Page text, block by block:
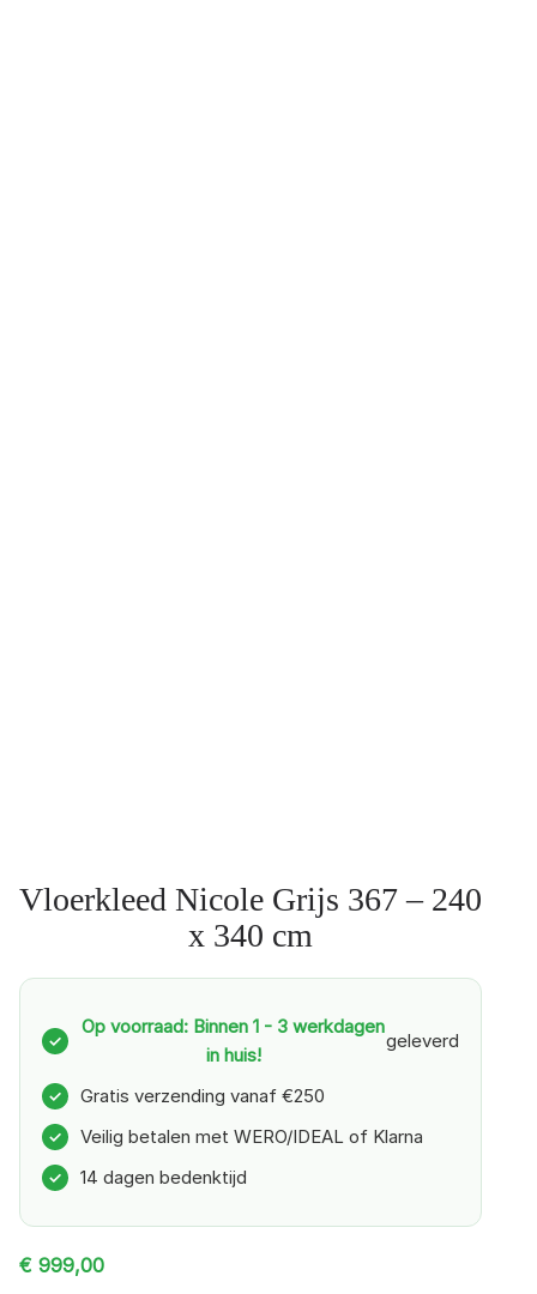
Vloerkleed Nicole Grijs 367 – 240
x 340 cm
✓
Op voorraad: Binnen 1 - 3 werkdagen
in huis!
geleverd
✓ Gratis verzending vanaf €250
✓ Veilig betalen met WERO/IDEAL of Klarna
✓ 14 dagen bedenktijd
€ 999,00